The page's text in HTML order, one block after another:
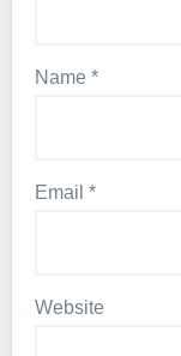
Name *
Email *
Website